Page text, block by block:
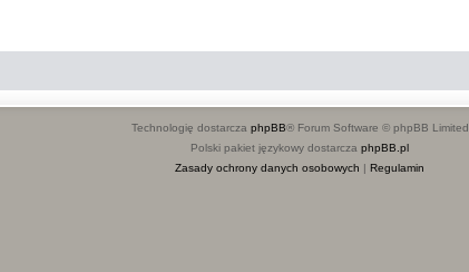
Technologię dostarcza phpBB® Forum Software © phpBB Limited
Polski pakiet językowy dostarcza phpBB.pl
Zasady ochrony danych osobowych | Regulamin